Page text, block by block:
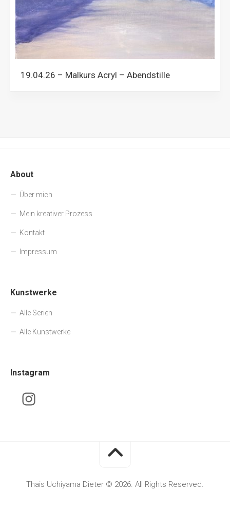
19.04.26 – Malkurs Acryl – Abendstille
About
Über mich
Mein kreativer Prozess
Kontakt
Impressum
Kunstwerke
Alle Serien
Alle Kunstwerke
Instagram
Thais Uchiyama Dieter © 2026. All Rights Reserved.